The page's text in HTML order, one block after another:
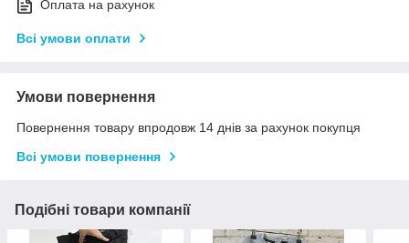
Оплата на рахунок
Всі умови оплати
Умови повернення
Повернення товару впродовж 14 днів за рахунок покупця
Всі умови повернення
Подібні товари компанії